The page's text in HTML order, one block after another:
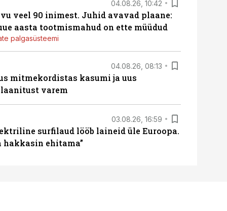
04.08.26, 10:42
veel 90 inimest. Juhid avavad plaane:
aasta tootmismahud on ette müüdud
palgasüsteemi
04.08.26, 08:13
mitmekordistas kasumi ja uus
varem
03.08.26, 16:59
surfilaud lööb laineid üle Euroopa.
hakkasin ehitama”